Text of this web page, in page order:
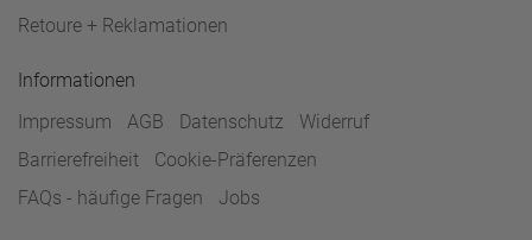
Retoure + Reklamationen
Informationen
Impressum
AGB Datenschutz
Widerruf
Barrierefreiheit
Cookie-Präferenzen
FAQs - häufige Fragen
Jobs